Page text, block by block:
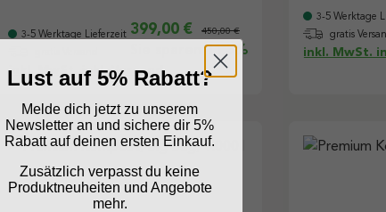
3-5 Werktage Lieferzeit 399,00 € 450,00 €
Sie sparen 11,3%
inkl. MwSt. inkl. Versand
3-5 Werktage
gratis
inkl. MwSt.
Lust auf 5% Rabatt?
Melde dich jetzt zu unserem
Newsletter an und sichere dir 5%
Rabatt auf deinen ersten Einkauf.
Zusätzlich verpasst du keine
Produktneuheiten und Angebote
mehr.